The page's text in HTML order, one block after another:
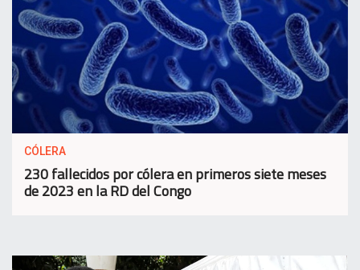
CÓLERA
230 fallecidos por cólera en primeros siete meses
de 2023 en la RD del Congo